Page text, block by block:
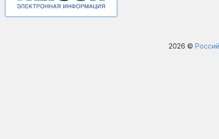
2026 ©